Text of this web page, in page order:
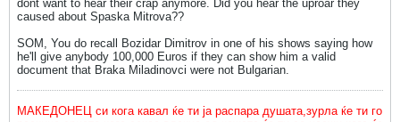
dont want to hear their crap anymore. Did you hear the uproar they
caused about Spaska Mitrova??
SOM, You do recall Bozidar Dimitrov in one of his shows saying how
he'll give anybody 100,000 Euros if they can show him a valid
document that Braka Miladinovci were not Bulgarian.
МАКЕДОНЕЦ си кога кавал ќе ти ја распара душата,зурла ќе ти го